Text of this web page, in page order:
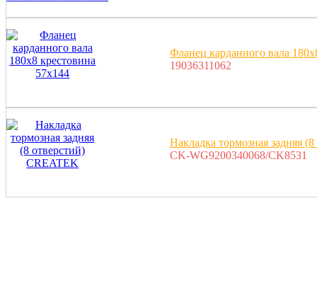
Фланец карданного вала
19036311062
Накладка тормозная задняя
CK-WG9200340068/CK8531